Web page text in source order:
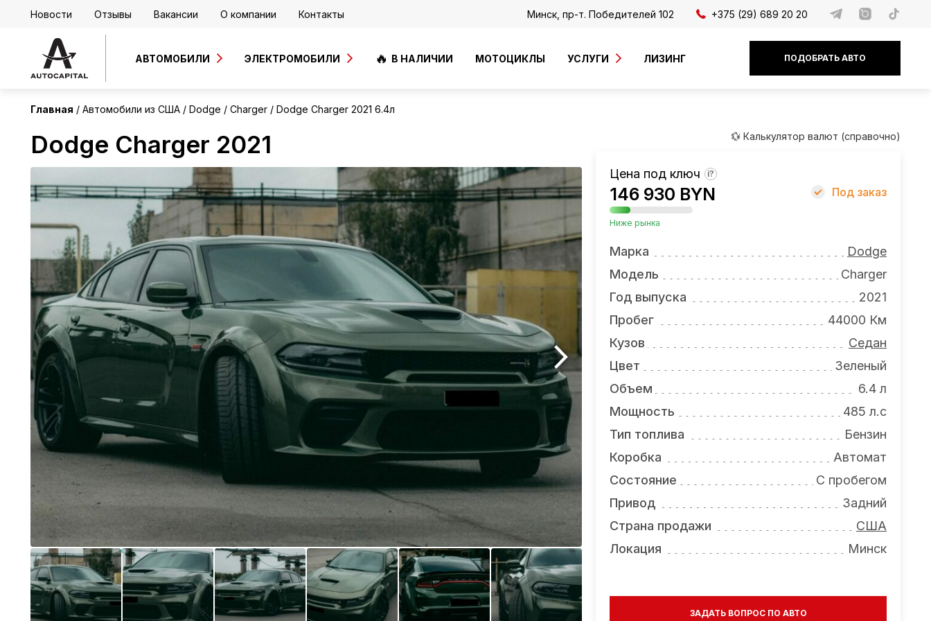
Новости Отзывы Вакансии О компании Контакты Минск, пр-т. Победителей 102 +375 (29) 689 20 20
АВТОМОБИЛИ ЭЛЕКТРОМОБИЛИ В НАЛИЧИИ МОТОЦИКЛЫ УСЛУГИ ЛИЗИНГ ПОДОБРАТЬ АВТО
Главная Автомобили из США Dodge Charger Dodge Charger 2021 6.4л
Dodge Charger 2021 💱 Калькулятор валют (справочно)
Цена под ключ ?
146 930 BYN
Ниже рынка
Под заказ
Марка
Dodge
Модель
Charger
Год выпуска
2021
Пробег
44000 Км
Кузов
Седан
Цвет
Зеленый
Объем
6.4 л
Мощность
485 л.с
Тип топлива
Бензин
Коробка
Автомат
Состояние
С пробегом
Привод
Задний
Страна продажи
США
Локация
Минск
ЗАДАТЬ ВОПРОС ПО АВТО